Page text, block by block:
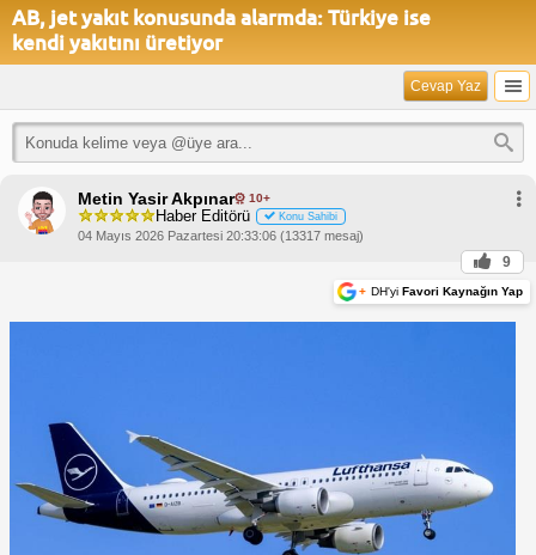
AB, jet yakıt konusunda alarmda: Türkiye ise
kendi yakıtını üretiyor
Cevap Yaz
Metin Yasir Akpınar 10+
Haber Editörü Konu Sahibi
04 Mayıs 2026 Pazartesi 20:33:06 (13317 mesaj)
9
+ DH'yi Favori Kaynağın Yap